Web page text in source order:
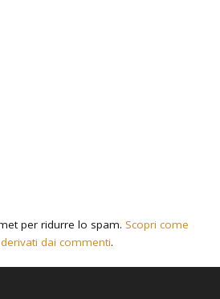
per ridurre lo spam. Scopri come
dai commenti.